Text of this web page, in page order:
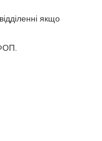
якщо